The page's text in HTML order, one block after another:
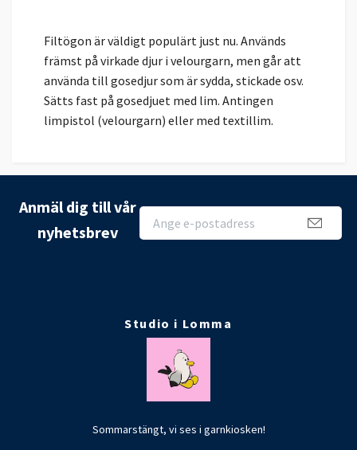
Filtögon är väldigt populärt just nu. Används
främst på virkade djur i velourgarn, men går att
använda till gosedjur som är sydda, stickade osv.
Sätts fast på gosedjuet med lim. Antingen
limpistol (velourgarn) eller med textillim.
Anmäl dig till vår
nyhetsbrev
Studio i Lomma
Sommarstängt, vi ses i garnkiosken!